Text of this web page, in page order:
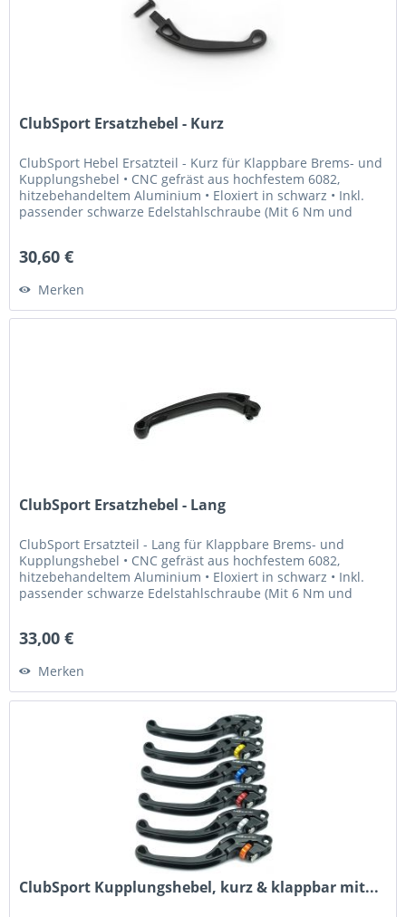
ClubSport Ersatzhebel - Kurz
ClubSport Hebel Ersatzteil - Kurz für Klappbare Brems- und
Kupplungshebel • CNC gefräst aus hochfestem 6082,
hitzebehandeltem Aluminium • Eloxiert in schwarz • Inkl.
passender schwarze Edelstahlschraube (Mit 6 Nm und
30,60 €
Merken
ClubSport Ersatzhebel - Lang
ClubSport Ersatzteil - Lang für Klappbare Brems- und
Kupplungshebel • CNC gefräst aus hochfestem 6082,
hitzebehandeltem Aluminium • Eloxiert in schwarz • Inkl.
passender schwarze Edelstahlschraube (Mit 6 Nm und
33,00 €
Merken
ClubSport Kupplungshebel, kurz & klappbar mit...